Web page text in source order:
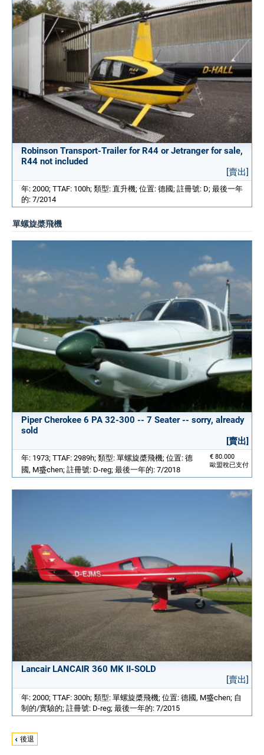
Robinson Transport-Trailer for R44 or Jetranger for sale,
R44 not included
[賣出]
年: 2000; TTAF: 100h; 類型: 直升機; 位置: 德國; 註冊號: D; 最後一年
的: 7/2014
單螺旋槳飛機
Piper Cherokee 6 PA 32-300 -- 7 Seater -- sorry, already
sold
[賣出]
€ 80.000
歐盟稅已支付
年: 1973; TTAF: 2989h; 類型: 單螺旋槳飛機; 位置: 德
國, M𤦂chen; 註冊號: D-reg; 最後一年的: 7/2018
Lancair LANCAIR 360 MK II-SOLD
[賣出]
年: 2000; TTAF: 300h; 類型: 單螺旋槳飛機; 位置: 德國, M𤦂chen; 自
制的/實驗的; 註冊號: D-reg; 最後一年的: 7/2015
後退